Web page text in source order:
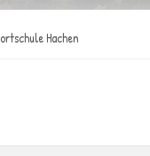
Hachen